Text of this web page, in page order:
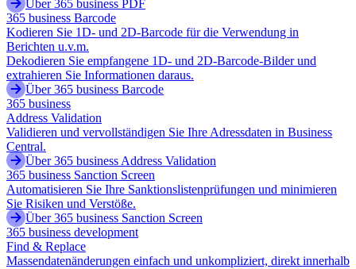
Über 365 business PDF
365 business Barcode
Kodieren Sie 1D- und 2D-Barcode für die Verwendung in
Berichten u.v.m.
Dekodieren Sie empfangene 1D- und 2D-Barcode-Bilder und
extrahieren Sie Informationen daraus.
Über 365 business Barcode
365 business
Address Validation
Validieren und vervollständigen Sie Ihre Adressdaten in Business
Central.
Über 365 business Address Validation
365 business Sanction Screen
Automatisieren Sie Ihre Sanktionslistenprüfungen und minimieren
Sie Risiken und Verstöße.
Über 365 business Sanction Screen
365 business development
Find & Replace
Massendatenänderungen einfach und unkompliziert, direkt innerhalb